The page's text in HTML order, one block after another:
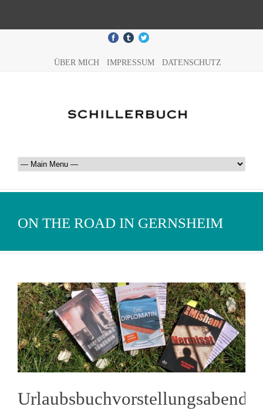
ÜBER MICH IMPRESSUM DATENSCHUTZ
ON THE ROAD IN GERNSHEIM
Urlaubsbuchvorstellungsabend